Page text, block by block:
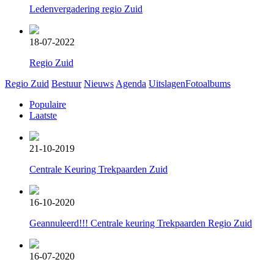
Ledenvergadering regio Zuid
18-07-2022
Regio Zuid
Regio Zuid Bestuur Nieuws Agenda UitslagenFotoalbums
Populaire
Laatste
21-10-2019
Centrale Keuring Trekpaarden Zuid
16-10-2020
Geannuleerd!!! Centrale keuring Trekpaarden Regio Zuid
16-07-2020